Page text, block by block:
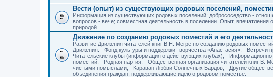
Вести (опыт) из существующих родовых поселений,
Информация из существующих родовых поселений: добрососедство -
вопросов - вече; совместная деятельность в поселении. Опыт, впечатления
природой.
Движение по созданию родовых поместий и его
Развитие Движения читателей книг В.Н. Мегре по созданию родовых
Движения: - Фонд культуры и поддержки творчества «Анастасия»; - Встречи
Читательские клубы (информация о действующих клубах); -
поместий; - Родная партия; - Общественная организация читателей книг В.
чистыми помыслами; - Караван Любви Солнечных Бардов; - Другие
объединения граждан, поддерживающие идею о родовом поместье.